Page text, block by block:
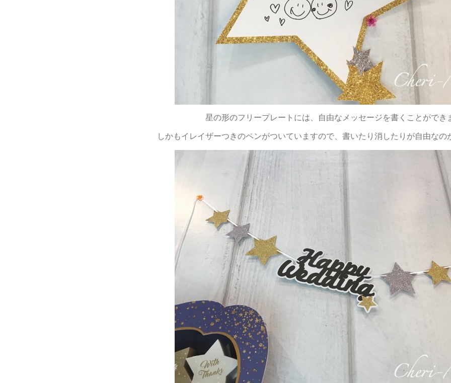
星の形のフリープレートには、自由なメッセージを書くことができ
しかもイレイザーつきのペンがついていますので、書いたり消したりが自由なの